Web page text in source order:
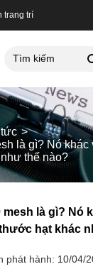
trang trí
là gì? Nó
thế nào?
mesh là gì? Nó
hạt khác
phát hành: 10/04/